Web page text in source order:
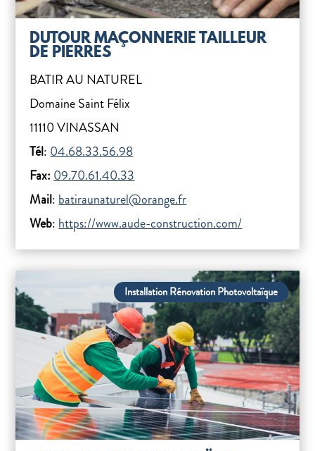
DUTOUR MAÇONNERIE TAILLEUR
DE PIERRES
BATIR AU NATUREL
Domaine Saint Félix
11110 VINASSAN
Tél: 04.68.33.56.98
Fax: 09.70.61.40.33
Mail: batiraunaturel@orange.fr
Web: https://www.aude-construction.com/
Installation Rénovation Photovoltaïque